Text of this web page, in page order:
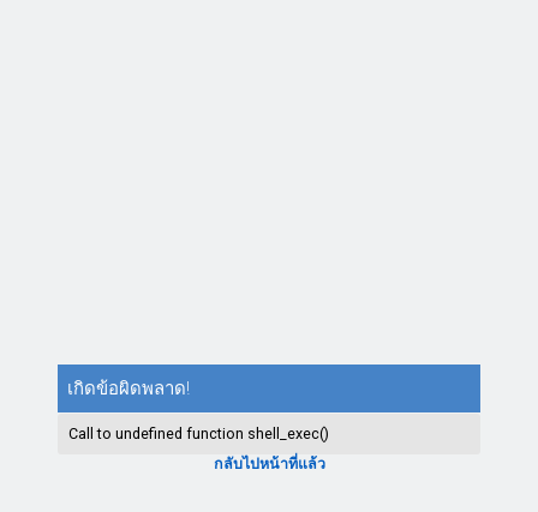
เกิดข้อผิดพลาด!
Call to undefined function shell_exec()
กลับไปหน้าที่แล้ว